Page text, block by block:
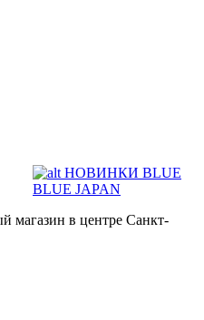
НОВИНКИ BLUE
BLUE JAPAN
магазин в центре Санкт-